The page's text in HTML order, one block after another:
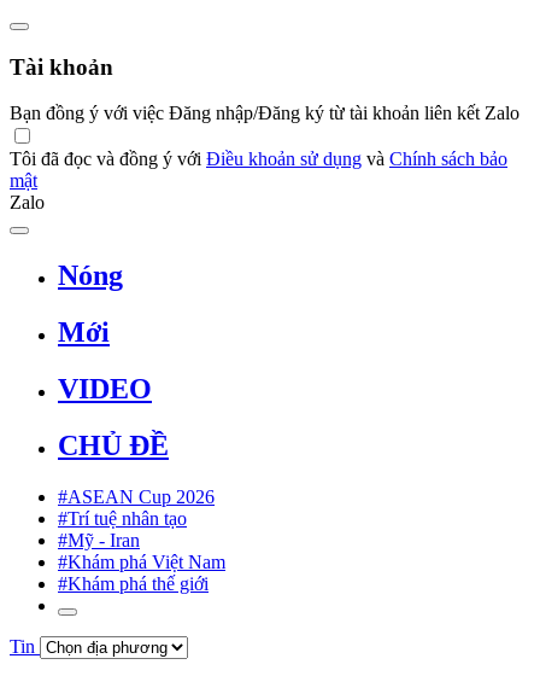
Tài khoản
Bạn đồng ý với việc Đăng nhập/Đăng ký từ tài khoản liên kết Zalo
Tôi đã đọc và đồng ý với Điều khoản sử dụng và Chính sách bảo
mật
Zalo
Nóng
Mới
VIDEO
CHỦ ĐỀ
#ASEAN Cup 2026
#Trí tuệ nhân tạo
#Mỹ - Iran
#Khám phá Việt Nam
#Khám phá thế giới
Tin